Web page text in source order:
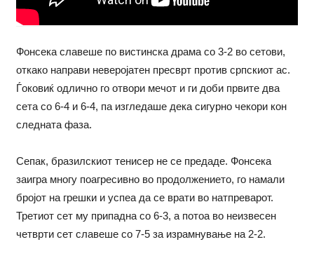
Фонсека славеше по вистинска драма со 3-2 во сетови,
откако направи неверојатен пресврт против српскиот ас.
Ѓоковиќ одлично го отвори мечот и ги доби првите два
сета со 6-4 и 6-4, па изгледаше дека сигурно чекори кон
следната фаза.
Сепак, бразилскиот тенисер не се предаде. Фонсека
заигра многу поагресивно во продолжението, го намали
бројот на грешки и успеа да се врати во натпреварот.
Третиот сет му припадна со 6-3, а потоа во неизвесен
четврти сет славеше со 7-5 за израмнување на 2-2.